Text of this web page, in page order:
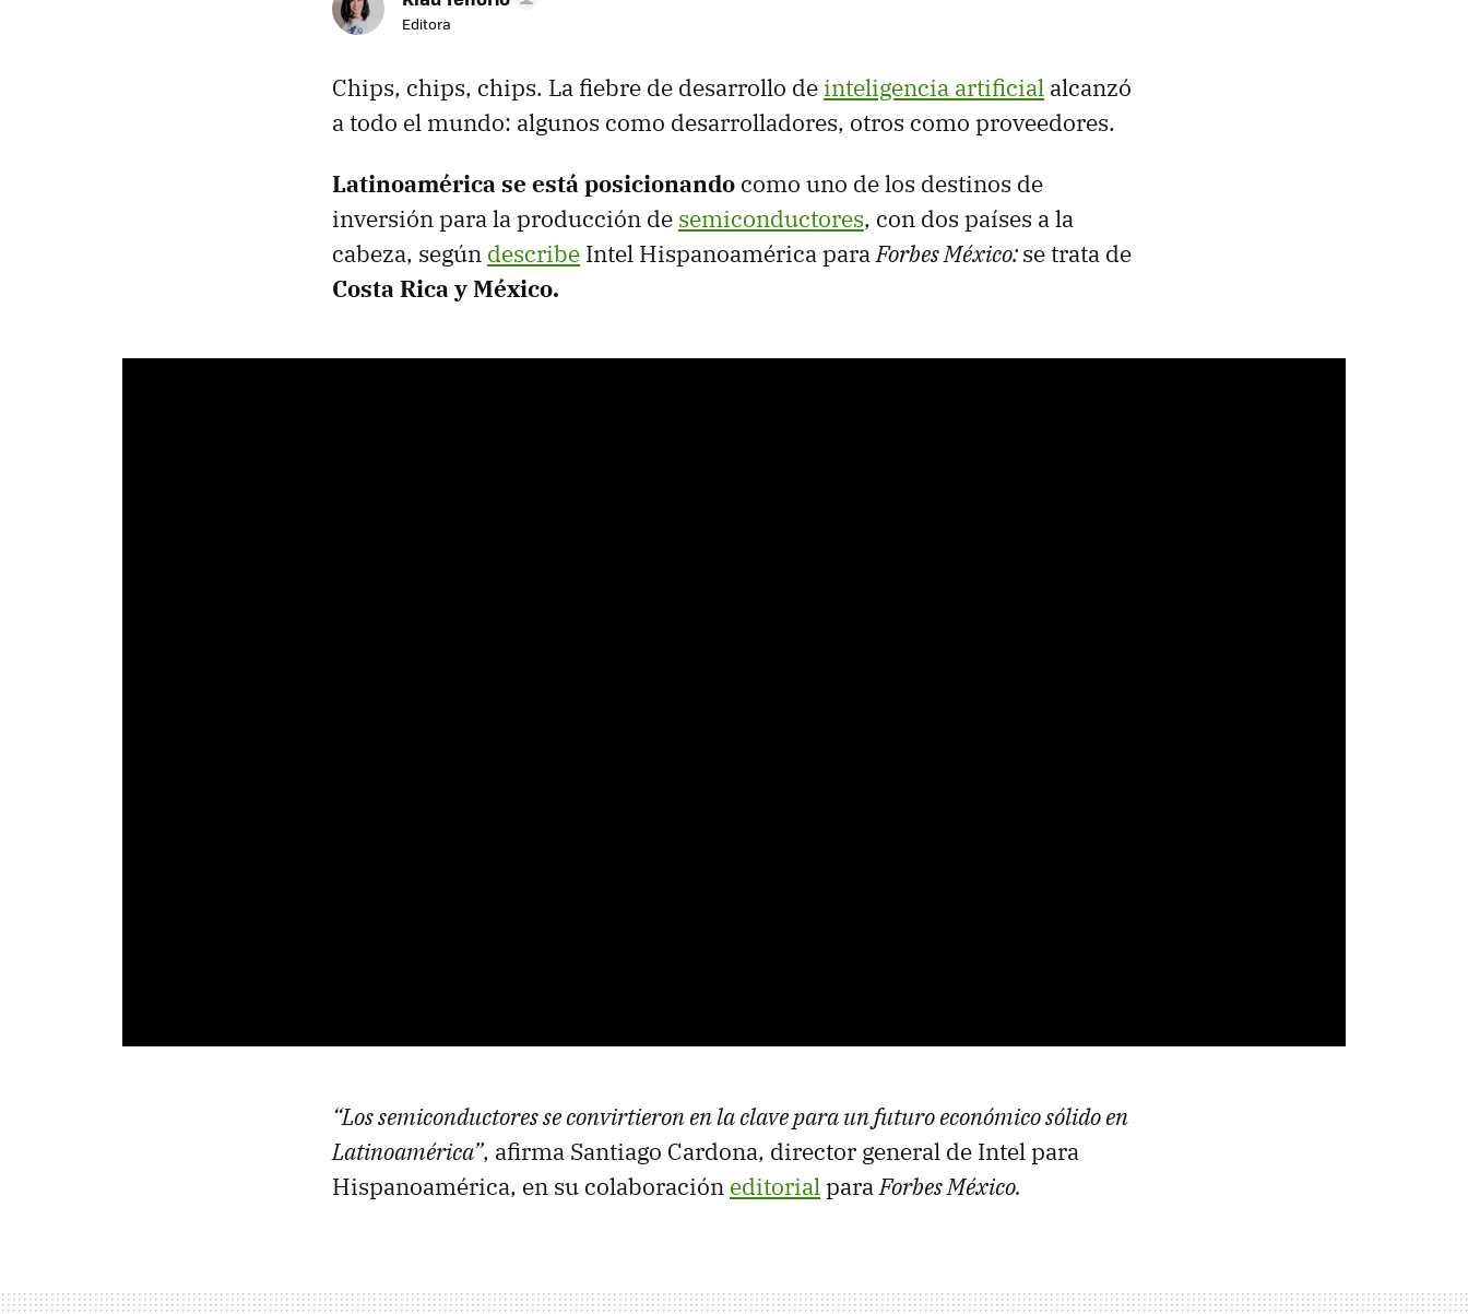
Editora
Chips, chips, chips. La fiebre de desarrollo de inteligencia artificial alcanzó
a todo el mundo: algunos como desarrolladores, otros como proveedores.
Latinoamérica se está posicionando como uno de los destinos de
inversión para la producción de semiconductores, con dos países a la
cabeza, según describe Intel Hispanoamérica paraForbes México:se trata de
Costa Rica y México.
“Los semiconductores se convirtieron en la clave para un futuro económico sólido en
Latinoamérica”, afirma Santiago Cardona, director general de Intel para
Hispanoamérica, en su colaboración editorialparaForbes México.